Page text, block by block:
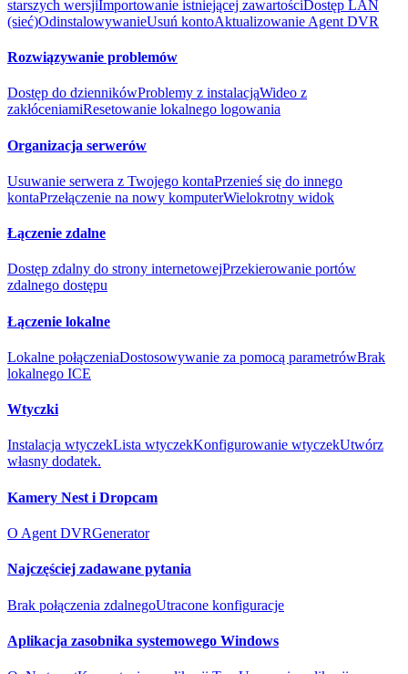
starszych wersjiImportowanie istniejącej zawartościDostęp LAN
(sieć)OdinstalowywanieUsuń kontoAktualizowanie Agent DVR
Rozwiązywanie problemów
Dostęp do dziennikówProblemy z instalacjąWideo z
zakłóceniamiResetowanie lokalnego logowania
Organizacja serwerów
Usuwanie serwera z Twojego kontaPrzenieś się do innego
kontaPrzełączenie na nowy komputerWielokrotny widok
Łączenie zdalne
Dostęp zdalny do strony internetowejPrzekierowanie portów
zdalnego dostępu
Łączenie lokalne
Lokalne połączeniaDostosowywanie za pomocą parametrówBrak
lokalnego ICE
Wtyczki
Instalacja wtyczekLista wtyczekKonfigurowanie wtyczekUtwórz
własny dodatek.
Kamery Nest i Dropcam
O Agent DVRGenerator
Najczęściej zadawane pytania
Brak połączenia zdalnegoUtracone konfiguracje
Aplikacja zasobnika systemowego Windows